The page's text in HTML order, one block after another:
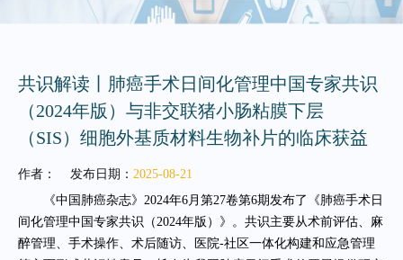
共识解读丨肺癌手术日间化管理中国专家共识
（2024年版）与非交联猪小肠粘膜下层
（SIS）细胞外基质材料生物补片的临床获益
作者： 发布日期： 2025-08-21
《中国肺癌杂志》2024年6月第27卷第6期发布了《肺癌手术日
间化管理中国专家共识（2024年版）》。共识主要从术前评估、麻
醉管理、手术操作、术后随访、医院-社区一体化构建和应急管理